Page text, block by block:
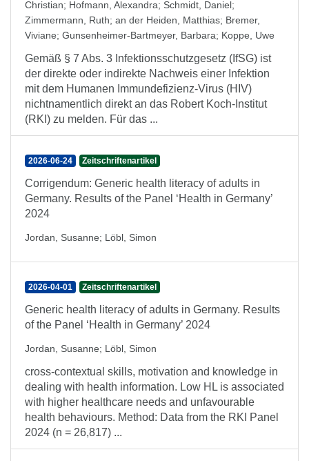
Christian; Hofmann, Alexandra; Schmidt, Daniel;
Zimmermann, Ruth; an der Heiden, Matthias; Bremer,
Viviane; Gunsenheimer-Bartmeyer, Barbara; Koppe, Uwe
Gemäß § 7 Abs. 3 Infektionsschutzgesetz (IfSG) ist
der direkte oder indirekte Nachweis einer Infektion
mit dem Humanen Immundefizienz-Virus (HIV)
nichtnamentlich direkt an das Robert Koch-Institut
(RKI) zu melden. Für das ...
2026-06-24 Zeitschriftenartikel
Corrigendum: Generic health literacy of adults in
Germany. Results of the Panel ‘Health in Germany’
2024
Jordan, Susanne; Löbl, Simon
2026-04-01 Zeitschriftenartikel
Generic health literacy of adults in Germany. Results
of the Panel ‘Health in Germany’ 2024
Jordan, Susanne; Löbl, Simon
cross-contextual skills, motivation and knowledge in
dealing with health information. Low HL is associated
with higher healthcare needs and unfavourable
health behaviours. Method: Data from the RKI Panel
2024 (n = 26,817) ...